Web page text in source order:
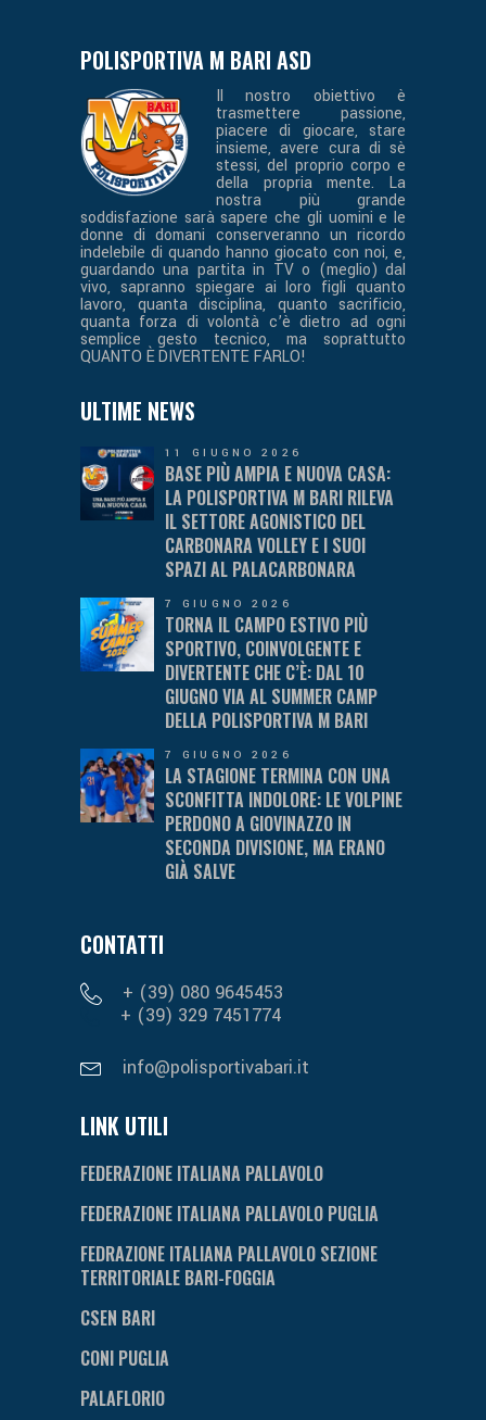
POLISPORTIVA M BARI ASD
Il nostro obiettivo è
trasmettere passione,
piacere di giocare, stare
insieme, avere cura di sè
stessi, del proprio corpo e
della propria mente. La
nostra più grande
soddisfazione sarà sapere che gli uomini e le
donne di domani conserveranno un ricordo
indelebile di quando hanno giocato con noi, e,
guardando una partita in TV o (meglio) dal
vivo, sapranno spiegare ai loro figli quanto
lavoro, quanta disciplina, quanto sacrificio,
quanta forza di volontà c’è dietro ad ogni
semplice gesto tecnico, ma soprattutto
QUANTO È DIVERTENTE FARLO!
ULTIME NEWS
11 GIUGNO 2026
BASE PIÙ AMPIA E NUOVA CASA:
LA POLISPORTIVA M BARI RILEVA
IL SETTORE AGONISTICO DEL
CARBONARA VOLLEY E I SUOI
SPAZI AL PALACARBONARA
7 GIUGNO 2026
TORNA IL CAMPO ESTIVO PIÙ
SPORTIVO, COINVOLGENTE E
DIVERTENTE CHE C’È: DAL 10
GIUGNO VIA AL SUMMER CAMP
DELLA POLISPORTIVA M BARI
7 GIUGNO 2026
LA STAGIONE TERMINA CON UNA
SCONFITTA INDOLORE: LE VOLPINE
PERDONO A GIOVINAZZO IN
SECONDA DIVISIONE, MA ERANO
GIÀ SALVE
CONTATTI
+ (39) 080 9645453
+ (39) 329 7451774
info@polisportivabari.it
LINK UTILI
FEDERAZIONE ITALIANA PALLAVOLO
FEDERAZIONE ITALIANA PALLAVOLO PUGLIA
FEDRAZIONE ITALIANA PALLAVOLO SEZIONE
TERRITORIALE BARI-FOGGIA
CSEN BARI
CONI PUGLIA
PALAFLORIO